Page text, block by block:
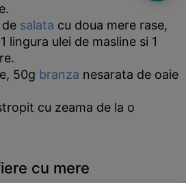
salata cu doua mere rase,
lingura ulei de masline si 1
50g branza nesarata de oaie
cu zeama de la o
cu mere